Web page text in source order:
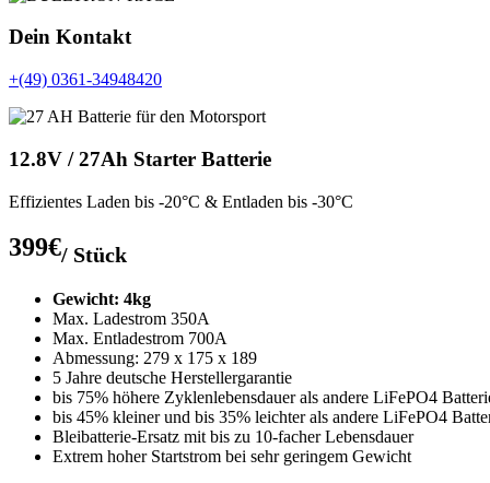
Dein Kontakt
+(49) 0361-34948420
12.8V / 27Ah Starter Batterie
Effizientes Laden bis -20°C & Entladen bis -30°C
399€/ Stück
Gewicht: 4kg
Max. Ladestrom 350A
Max. Entladestrom 700A
Abmessung: 279 x 175 x 189
5 Jahre deutsche Herstellergarantie
bis 75% höhere Zyklenlebensdauer als andere LiFePO4
bis 45% kleiner und bis 35% leichter als andere LiFePO4
Bleibatterie-Ersatz mit bis zu 10-facher Lebensdauer
Extrem hoher Startstrom bei sehr geringem Gewicht